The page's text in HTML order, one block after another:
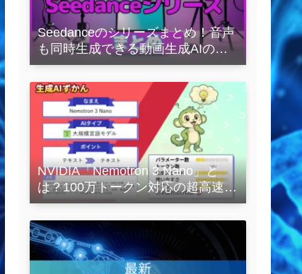
Seedanceのシリーズまとめ！音声
も同時生成できる動画生成AIの全
容を解説
NVIDIA「Nemotron 3 Nano」と
は？100万トークン対応の超高速
LLMを徹底解説